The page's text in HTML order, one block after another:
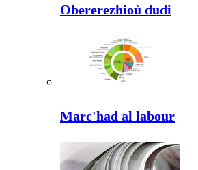
Obererezhioù dudi
Marc'had al labour